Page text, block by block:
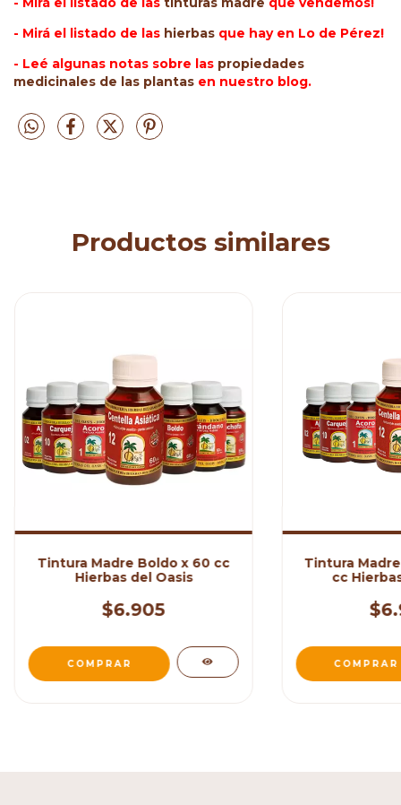
- Mirá el listado de las hierbas que hay en Lo de Pérez!
- Leé algunas notas sobre las propiedades
medicinales de las plantas en nuestro blog.
Productos similares
Tintura Madre Boldo x 60 cc
Hierbas del Oasis
$6.905
Tintura
cc